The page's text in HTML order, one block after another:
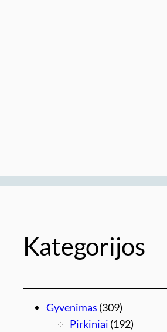
Kategorijos
Gyvenimas (309)
Pirkiniai (192)